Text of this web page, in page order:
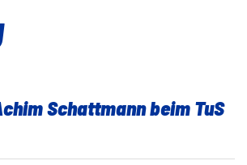
Schattmann beim TuS